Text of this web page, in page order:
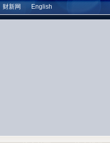
财新网 English